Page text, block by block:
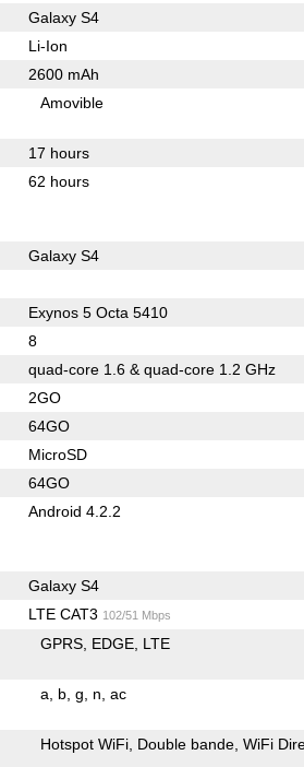
Galaxy S4
Li-Ion
2600 mAh
Amovible
17 hours
62 hours
Galaxy S4
Exynos 5 Octa 5410
8
quad-core 1.6 & quad-core 1.2 GHz
2GO
64GO
MicroSD
64GO
Android 4.2.2
Galaxy S4
LTE CAT3 102/51 Mbps
GPRS EDGE LTE
a b g n ac
Hotspot WiFi Double bande WiFi